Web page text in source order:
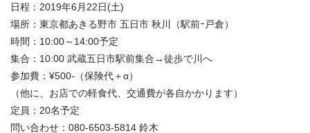
日程：2019年6月22日(土)
場所：東京都あきる野市 五日市 秋川（駅前ｰ戸倉）
時間：10:00～14:00予定
集合：10:00 武蔵五日市駅前集合→徒歩で川へ
参加費：¥500-（保険代＋α）
（他に、お店での軽食代、交通費が各自かかります）
定員：20名予定
問い合わせ：080-6503-5814 鈴木